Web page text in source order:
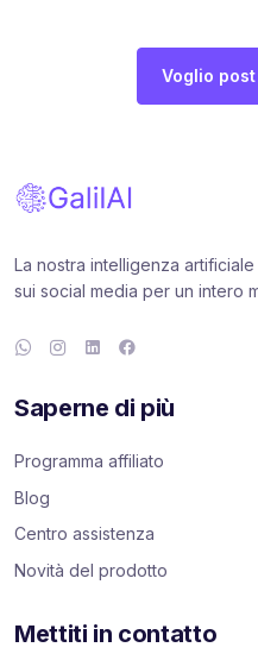
Voglio
La nostra intelligenza
sui social media per un intero
Saperne di più
Programma affiliato
Blog
Centro assistenza
Novità del prodotto
Mettiti in contatto